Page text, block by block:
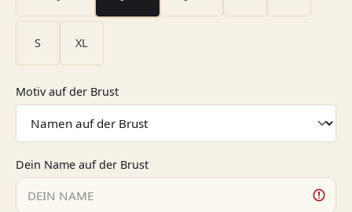
S XL
Motiv auf der Brustauswählen
Dein Name auf der Brust